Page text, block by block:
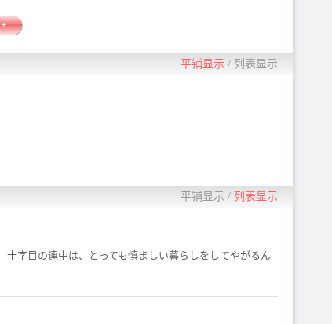
+
平铺显示/ 列表显示
平铺显示 / 列表显示
字目の連中は、とっても慎ましい暮らしをしてやがるん